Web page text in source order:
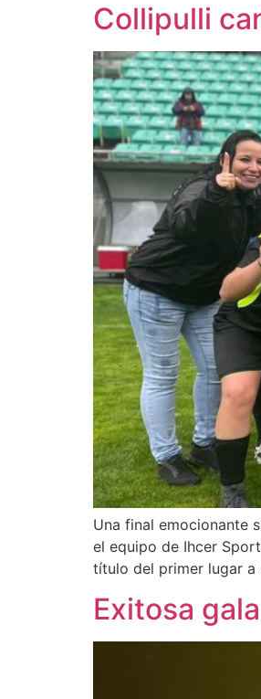
Collipulli
Una final emocionante
el equipo de Ihcer
título del primer lugar a
Exitosa